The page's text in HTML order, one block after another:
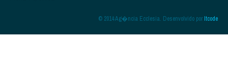
© 2014 Ag�ncia Ecclesia. Desenvolvido porItcode